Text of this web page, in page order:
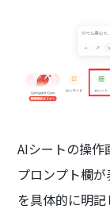
AIシートの操作
プロンプト欄
を具体的に明記